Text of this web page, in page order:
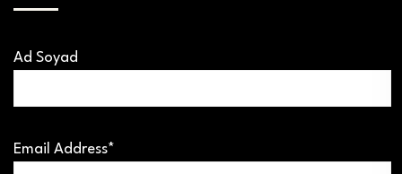
Ad Soyad
Email Address*